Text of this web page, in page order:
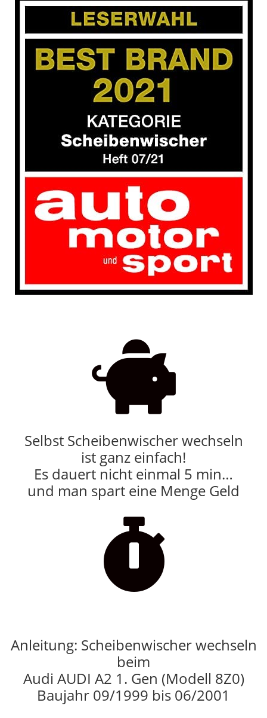

Selbst Scheibenwischer wechseln
ist ganz einfach!
Es dauert nicht einmal 5 min…
und man spart eine Menge Geld

Anleitung: Scheibenwischer wechseln
beim
Audi AUDI A2 1. Gen (Modell 8Z0)
Baujahr 09/1999 bis 06/2001